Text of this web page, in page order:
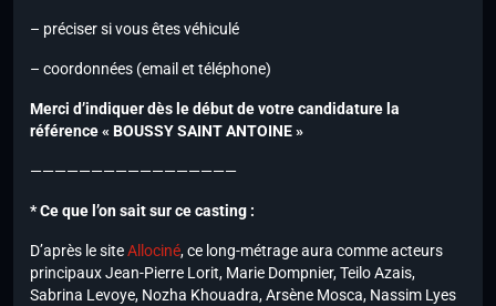
– préciser si vous êtes véhiculé
– coordonnées (email et téléphone)
Merci d’indiquer dès le début de votre candidature la
référence « BOUSSY SAINT ANTOINE »
—————————————————
* Ce que l’on sait sur ce casting :
D’après le siteAllociné, ce long-métrage aura comme acteurs
principaux Jean-Pierre Lorit, Marie Dompnier, Teilo Azais,
Sabrina Levoye, Nozha Khouadra, Arsène Mosca, Nassim Lyes